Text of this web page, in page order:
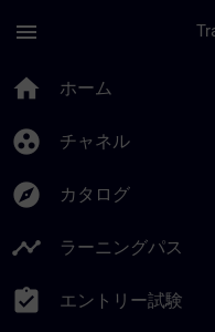
menu
home ホーム
group_work チャネル
explore カタログ
timeline ラーニングパス
assignment_turned_in エントリー試験